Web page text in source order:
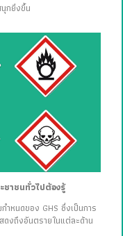
กยิ่งขึ้น
าชนทั่วไปต้องรู้
หนดของ GHS ซึ่งเป็นการ
ดงถึงอันตรายในแต่ละด้าน